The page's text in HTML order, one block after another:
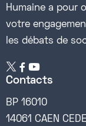
Humaine a pour
votre
les débats de
 
Contacts
BP 16010
14061 CAEN